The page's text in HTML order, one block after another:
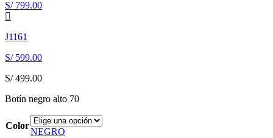
S/799.00
J1161
S/599.00
S/499.00
Botín negro alto 70
Color
NEGRO